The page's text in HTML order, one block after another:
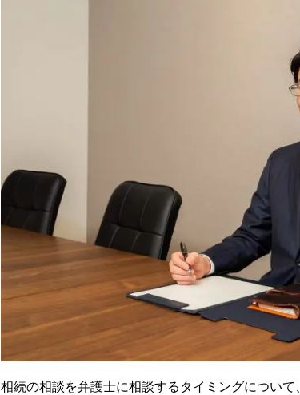
相続の相談を弁護士に相談するタイミングについて